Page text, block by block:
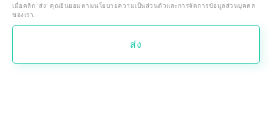
เมื่อคลิก 'ส่ง' คุณยินยอมตามนโยบายความเป็นส่วนตัวและการจัดการข้อมูลส่วนบุคคล
ของเรา.
ส่ง